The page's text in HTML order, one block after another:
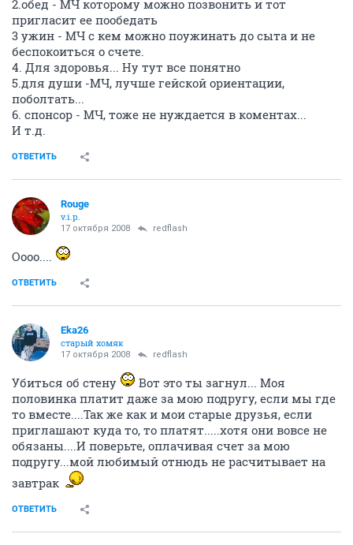
2.обед - МЧ которому можно позвонить и тот
пригласит ее пообедать
3 ужин - МЧ с кем можно поужинать до сыта и не
беспокоиться о счете.
4. Для здоровья... Ну тут все понятно
5.для души -МЧ, лучше гейской ориентации,
поболтать...
6. спонсор - МЧ, тоже не нуждается в коментах...
И т.д.
ОТВЕТИТЬ
Rouge
v.i.p.
17 октября 2008 redflash
Оооо....
ОТВЕТИТЬ
Eka26
старый хомяк
17 октября 2008 redflash
Убиться об стену
Вот это ты загнул... Моя
половинка платит даже за мою подругу, если мы где
то вместе....Так же как и мои старые друзья, если
приглашают куда то, то платят.....хотя они вовсе не
обязаны....И поверьте, оплачивая счет за мою
подругу...мой любимый отнюдь не расчитывает на
завтрак
ОТВЕТИТЬ